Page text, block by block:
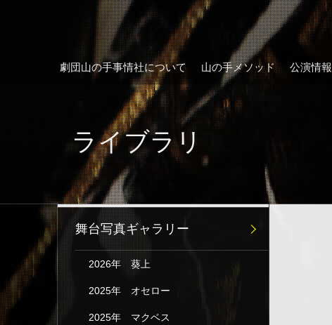
劇団山の手事情社について 山の手メソッド 公演情報
ライブラリ
舞台写真ギャラリー
2026年 葵上
2025年 オセロー
2025年 マクベス